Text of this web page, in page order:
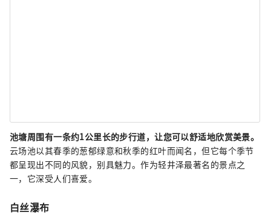
池塘周围有一条约1公里长的步行道，让您可以舒适地欣赏美景。
云场池以其春季的葱郁绿意和秋季的红叶而闻名，但它每个季节
都呈现出不同的风貌，别具魅力。作为轻井泽最著名的景点之
一，它深受人们喜爱。
白丝瀑布